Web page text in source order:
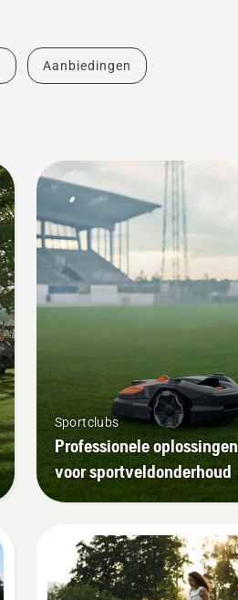
Aanbiedingen
Sportclubs
Professionele oplossingen
voor sportveldonderhoud